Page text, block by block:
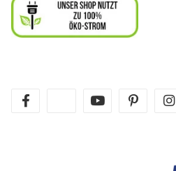
twitter youtube pinterest